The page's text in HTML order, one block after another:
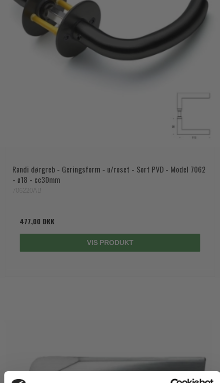
Randi dørgreb - Geringsform - u/roset - Sort PVD - Model 7062
- ø18 - cc30mm
477,00 DKK
VIS PRODUKT